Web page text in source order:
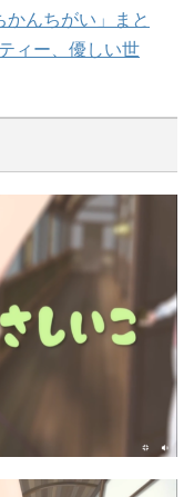
かんちがい」まと
ィー、優しい世